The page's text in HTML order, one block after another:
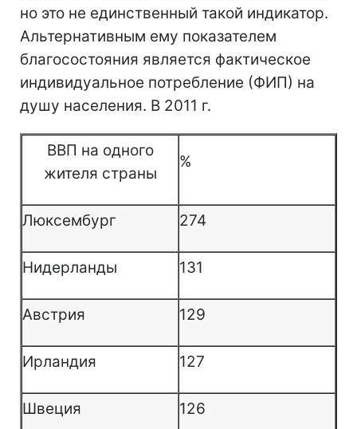
но это не единственный такой индикатор.
Альтернативным ему показателем
благосостояния является фактическое
индивидуальное потребление (ФИП) на
душу населения. В 2011 г.
ВВП на одного
жителя страны
%
Люксембург 274
Нидерланды 131
Австрия 129
Ирландия 127
Швеция 126